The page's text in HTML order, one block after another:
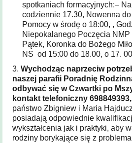
spotkaniach formacyjnych:–
codziennie 17.30, Nowenna
Pomocy w środę o 18:00, ,
Niepokalanego Poczęcia
Pątek, Koronka do Bożego
NS od 15:00 do 18.00, o 17. 00
3. Wychodząc naprzeciw
naszej parafii Poradnię
odbywać się w Czwartki po
kontakt telefoniczny 698849393,
państwo Zbigniew i Maria
posiadają odpowiednie
wykształcenia jak i praktyki, aby
rodziny borykające się z